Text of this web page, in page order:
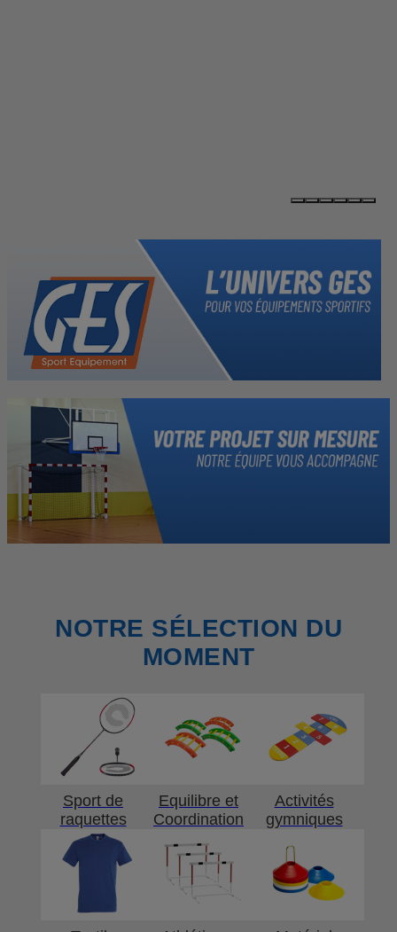
NOTRE SÉLECTION DU
MOMENT
Sport de
raquettes
Equilibre et
Coordination
Activités
gymniques